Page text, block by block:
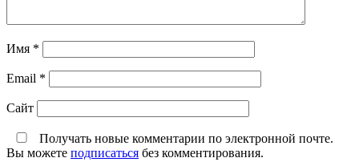
Имя *
Email *
Сайт
Получать новые комментарии по электронной почте.
Вы можете подписаться без комментирования.